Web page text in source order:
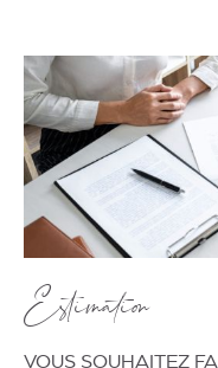
Estimation
VOUS SOUHAITEZ